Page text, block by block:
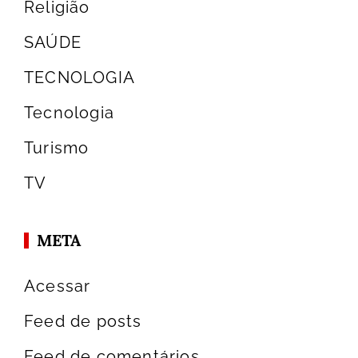
Religião
SAÚDE
TECNOLOGIA
Tecnologia
Turismo
TV
META
Acessar
Feed de posts